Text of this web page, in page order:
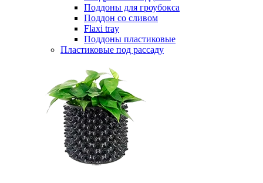
Поддоны для гроубокса
Поддон со сливом
Flaxi tray
Поддоны пластиковые
Пластиковые под рассаду